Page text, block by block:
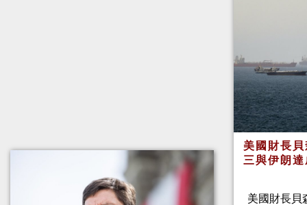
美國財長
三與伊朗
美國財長貝